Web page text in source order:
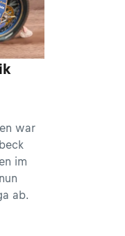
war
im
ab.